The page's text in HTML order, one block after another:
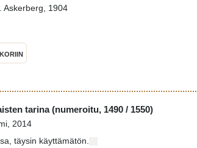
Askerberg, 1904
tarina (numeroitu, 1490 / 1550)
2014
täysin käyttämätön.